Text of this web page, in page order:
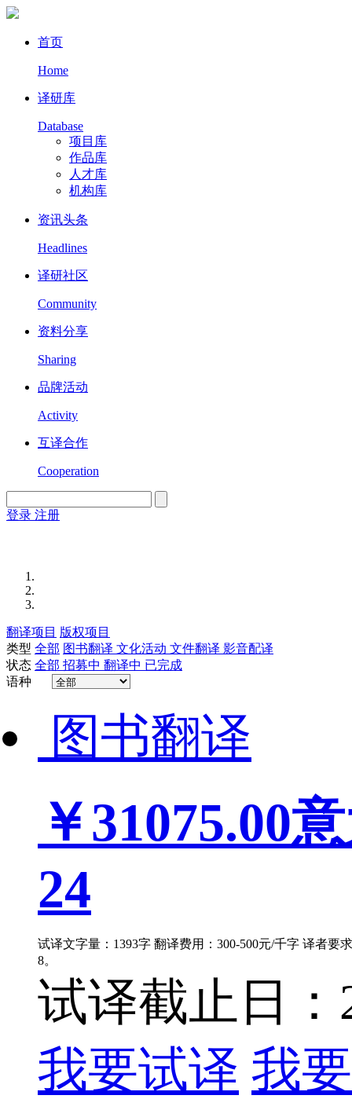
首页
Home
译研库
Database
项目库
作品库
人才库
机构库
资讯头条
Headlines
译研社区
Community
资料分享
Sharing
品牌活动
Activity
互译合作
Cooperation
登录 注册
翻译项目 版权项目
类型 全部 图书翻译 文化活动 文件翻译 影音配译
状态 全部 招募中 翻译中 已完成
语种
图书翻译
￥31075.00
24
试译文字量：1393字 翻译费用：300-500元/千字 译者要
8。
试译截止日：
我要试译 我